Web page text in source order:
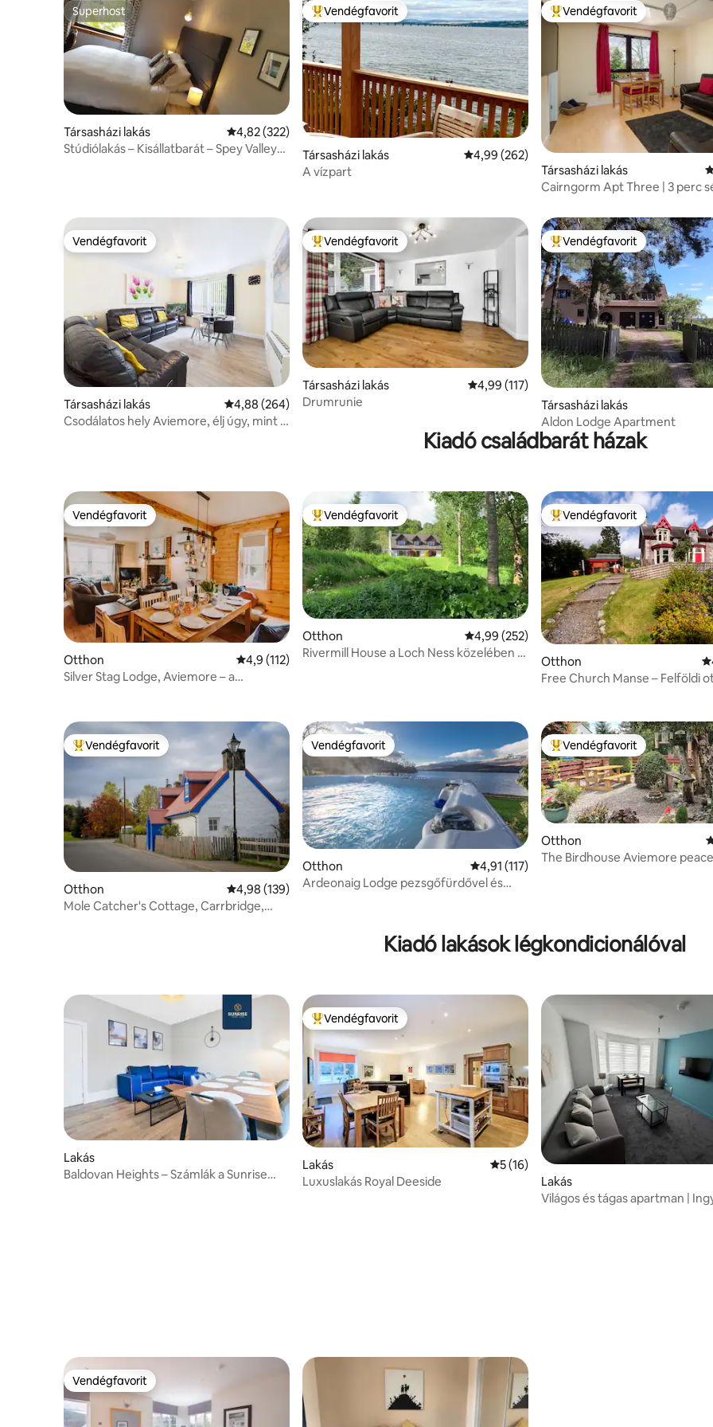
Superhost
Superhost
Társasházi lakás Átlagos értékelés: 5/4,82, 322 vélemény
4,82 (322)
Stúdiólakás – Kisállatbarát – Spey Valley
Kiemelt vendégfavorit
Vendégfavorit
Társasházi lakás Átlagos értékelés: 5/4,99, 262 vélemény
4,99 (262)
A vízpart
Kiemelt vendégfavorit
Vendégfavorit
Társasházi lakás
Cairngorm Apt Three | 3 perc
Vendégfavorit
Vendégfavorit
Társasházi lakás Átlagos értékelés: 5/4,88, 264 vélemény
4,88 (264)
Csodálatos hely Aviemore, élj úgy, mint a
Kiemelt vendégfavorit
Vendégfavorit
Társasházi lakás Átlagos értékelés: 5/4,99, 117 vélemény
4,99 (117)
Drumrunie
Kiemelt vendégfavorit
Vendégfavorit
Társasházi lakás
Aldon Lodge Apartment
Kiadó családbarát házak
Vendégfavorit
Vendégfavorit
Otthon Átlagos értékelés: 5/4,9, 112 vélemény
4,9 (112)
Silver Stag Lodge, Aviemore – a
Kiemelt vendégfavorit
Vendégfavorit
Otthon Átlagos értékelés: 5/4,99, 252 vélemény
4,99 (252)
Rivermill House a Loch Ness közelében -
Kiemelt vendégfavorit
Vendégfavorit
Otthon
Free Church Manse – Felföldi
Kiemelt vendégfavorit
Vendégfavorit
Otthon Átlagos értékelés: 5/4,98, 139 vélemény
4,98 (139)
Mole Catcher's Cottage, Carrbridge,
Vendégfavorit
Vendégfavorit
Otthon Átlagos értékelés: 5/4,91, 117 vélemény
4,91 (117)
Ardeonaig Lodge pezsgőfürdővel és
Kiemelt vendégfavorit
Vendégfavorit
Otthon
The Birdhouse Aviemore
Kiadó lakások légkondicionálóval
Lakás
Baldovan Heights – Számlák a Sunrise
Kiemelt vendégfavorit
Vendégfavorit
Lakás Átlagos értékelés: 5/5, 16 vélemény
5 (16)
Luxuslakás Royal Deeside
Lakás
Világos és tágas apartman |
Vendégfavorit
Vendégfavorit